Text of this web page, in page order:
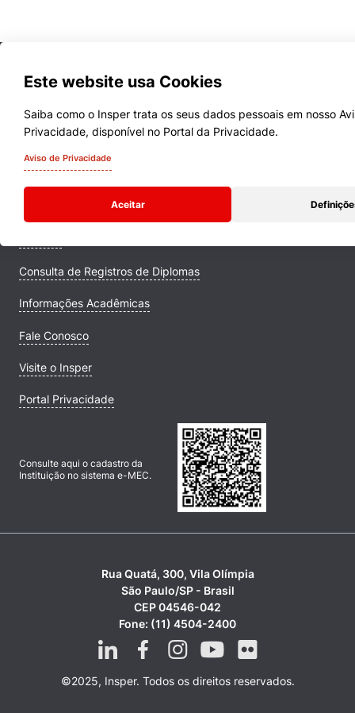
Este website usa Cookies
Saiba como o Insper trata os seus dados pessoais em nosso
Privacidade, disponível no Portal da Privacidade.
Aviso de Privacidade
Aceitar
Quem Somos
Comunidade Transforme
Consulta de Registros de Diplomas
Informações Acadêmicas
Fale Conosco
Visite o Insper
Portal Privacidade
Consulte aqui o cadastro da
Instituição no sistema e-MEC.
Rua Quatá, 300, Vila Olímpia
São Paulo/SP - Brasil
CEP 04546-042
Fone: (11) 4504-2400
©2025, Insper. Todos os direitos reservados.